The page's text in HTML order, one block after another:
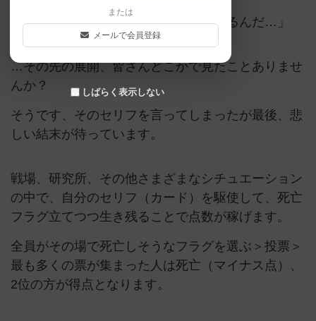
「この戦いが終わったら、俺、結婚するんだ…」
…その先の展開、皆さんどこかで見たことありませ
んか？
そうです、そのセリフを言ってしまったが最後、悲
しい結末が待っています。
戦場、研究所、その他さまざまなシチュエーション
の中で、自分のセリフ（カード）を駆使して、死亡
フラグ立てつつ生き残ることで点数が稼げます。
全員がその場で死亡しそうなフラグを選ぶ＞投票＞
最も多くの票が集まった人は死亡（マイナス点）、
2位の方が得点となります。
または
メールで会員登録
しばらく表示しない